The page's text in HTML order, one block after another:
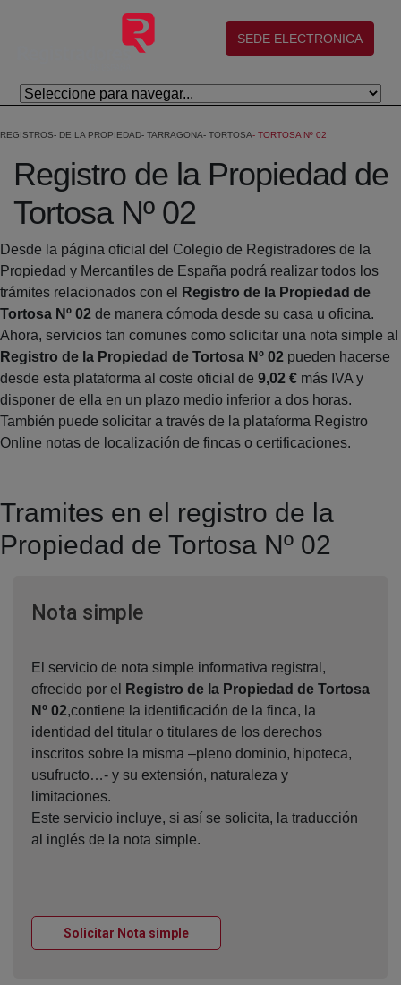
Skip to Main Content
(abre en nueva ventana)
SEDE ELECTRONICA
REGISTROS DE LA PROPIEDAD TARRAGONA TORTOSA TORTOSA Nº 02
Registro de la Propiedad de
Tortosa Nº 02
Desde la página oficial del Colegio de Registradores de la
Propiedad y Mercantiles de España podrá realizar todos los
trámites relacionados con el
Registro de la Propiedad de
Tortosa Nº 02 de manera cómoda desde su casa u oficina.
Ahora, servicios tan comunes como solicitar una nota simple al
Registro de la Propiedad de Tortosa Nº 02 pueden hacerse
desde esta plataforma al coste oficial de 9,02 € más IVA y
disponer de ella en un plazo medio inferior a dos horas.
También puede solicitar a través de la plataforma Registro
Online notas de localización de fincas o certificaciones.
Tramites en el registro de la
Propiedad de Tortosa Nº 02
Nota simpleVentana nueva
El servicio de nota simple informativa registral,
ofrecido por el
Registro de la Propiedad de Tortosa
Nº 02,contiene la identificación de la finca, la
identidad del titular o titulares de los derechos
inscritos sobre la misma –pleno dominio, hipoteca,
usufructo…- y su extensión, naturaleza y
limitaciones.
Este servicio incluye, si así se solicita, la traducción
al inglés de la nota simple.
Solicitar Nota simpleVentana nueva